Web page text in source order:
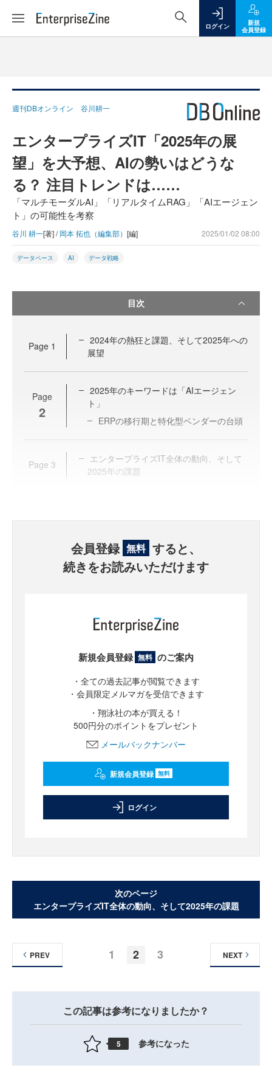
ログイン
新規
会員登録
週刊DBオンライン 谷川耕一
エンタープライズIT「2025年の展
望」を大予想、AIの勢いはどうな
る？ 注目トレンドは……
「マルチモーダルAI」「リアルタイムRAG」「AIエージェン
ト」の可能性を考察
谷川 耕一[著] /岡本 拓也（編集部） [編] 2025/01/02 08:00
データベース AI データ戦略
目次
Page 1
2024年の熱狂と課題、そして2025年への
展望
Page
2
2025年のキーワードは「AIエージェン
ト」
ERPの移行期と特化型ベンダーの台頭
Page 3
エンタープライズIT全体の動向、そして
2025年の課題
会員登録 無料 すると、
続きをお読みいただけます
新規会員登録 無料 のご案内
・全ての過去記事が閲覧できます
・会員限定メルマガを受信できます
・翔泳社の本が買える！
500円分のポイントをプレゼント
メールバックナンバー
新規会員登録 無料
ログイン
次のページ
エンタープライズIT全体の動向、そして2025年の課題
1 2 3
PREV NEXT
この記事は参考になりましたか？
5 参考になった